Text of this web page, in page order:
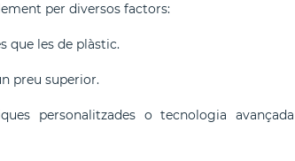
per diversos factors:
que les de plàstic.
preu superior.
personalitzades o tecnologia avançada